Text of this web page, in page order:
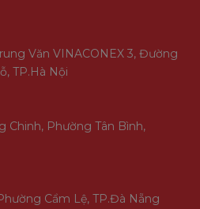
Văn VINACONEX 3, Đường
TP.Hà Nội
Chinh, Phường Tân Bình,
Cẩm Lệ, TP.Đà Nẵng